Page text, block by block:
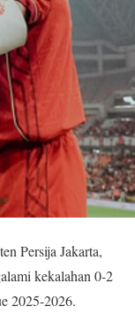
Persija Jakarta,
kekalahan 0-2
2025-2026.